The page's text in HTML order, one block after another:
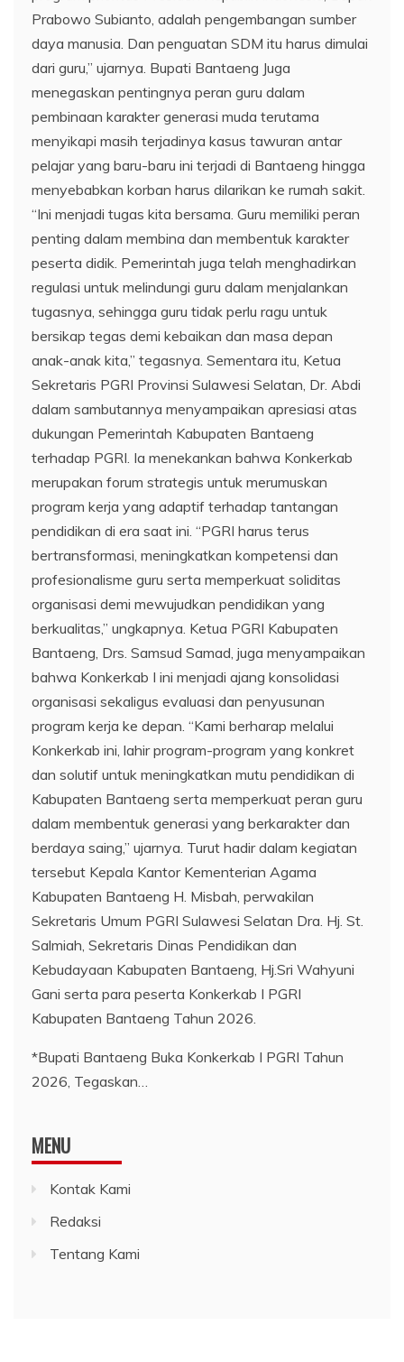
*Bupati Bantaeng Buka Konkerkab I PGRI Tahun
2026, Tegaskan…
MENU
Kontak Kami
Redaksi
Tentang Kami